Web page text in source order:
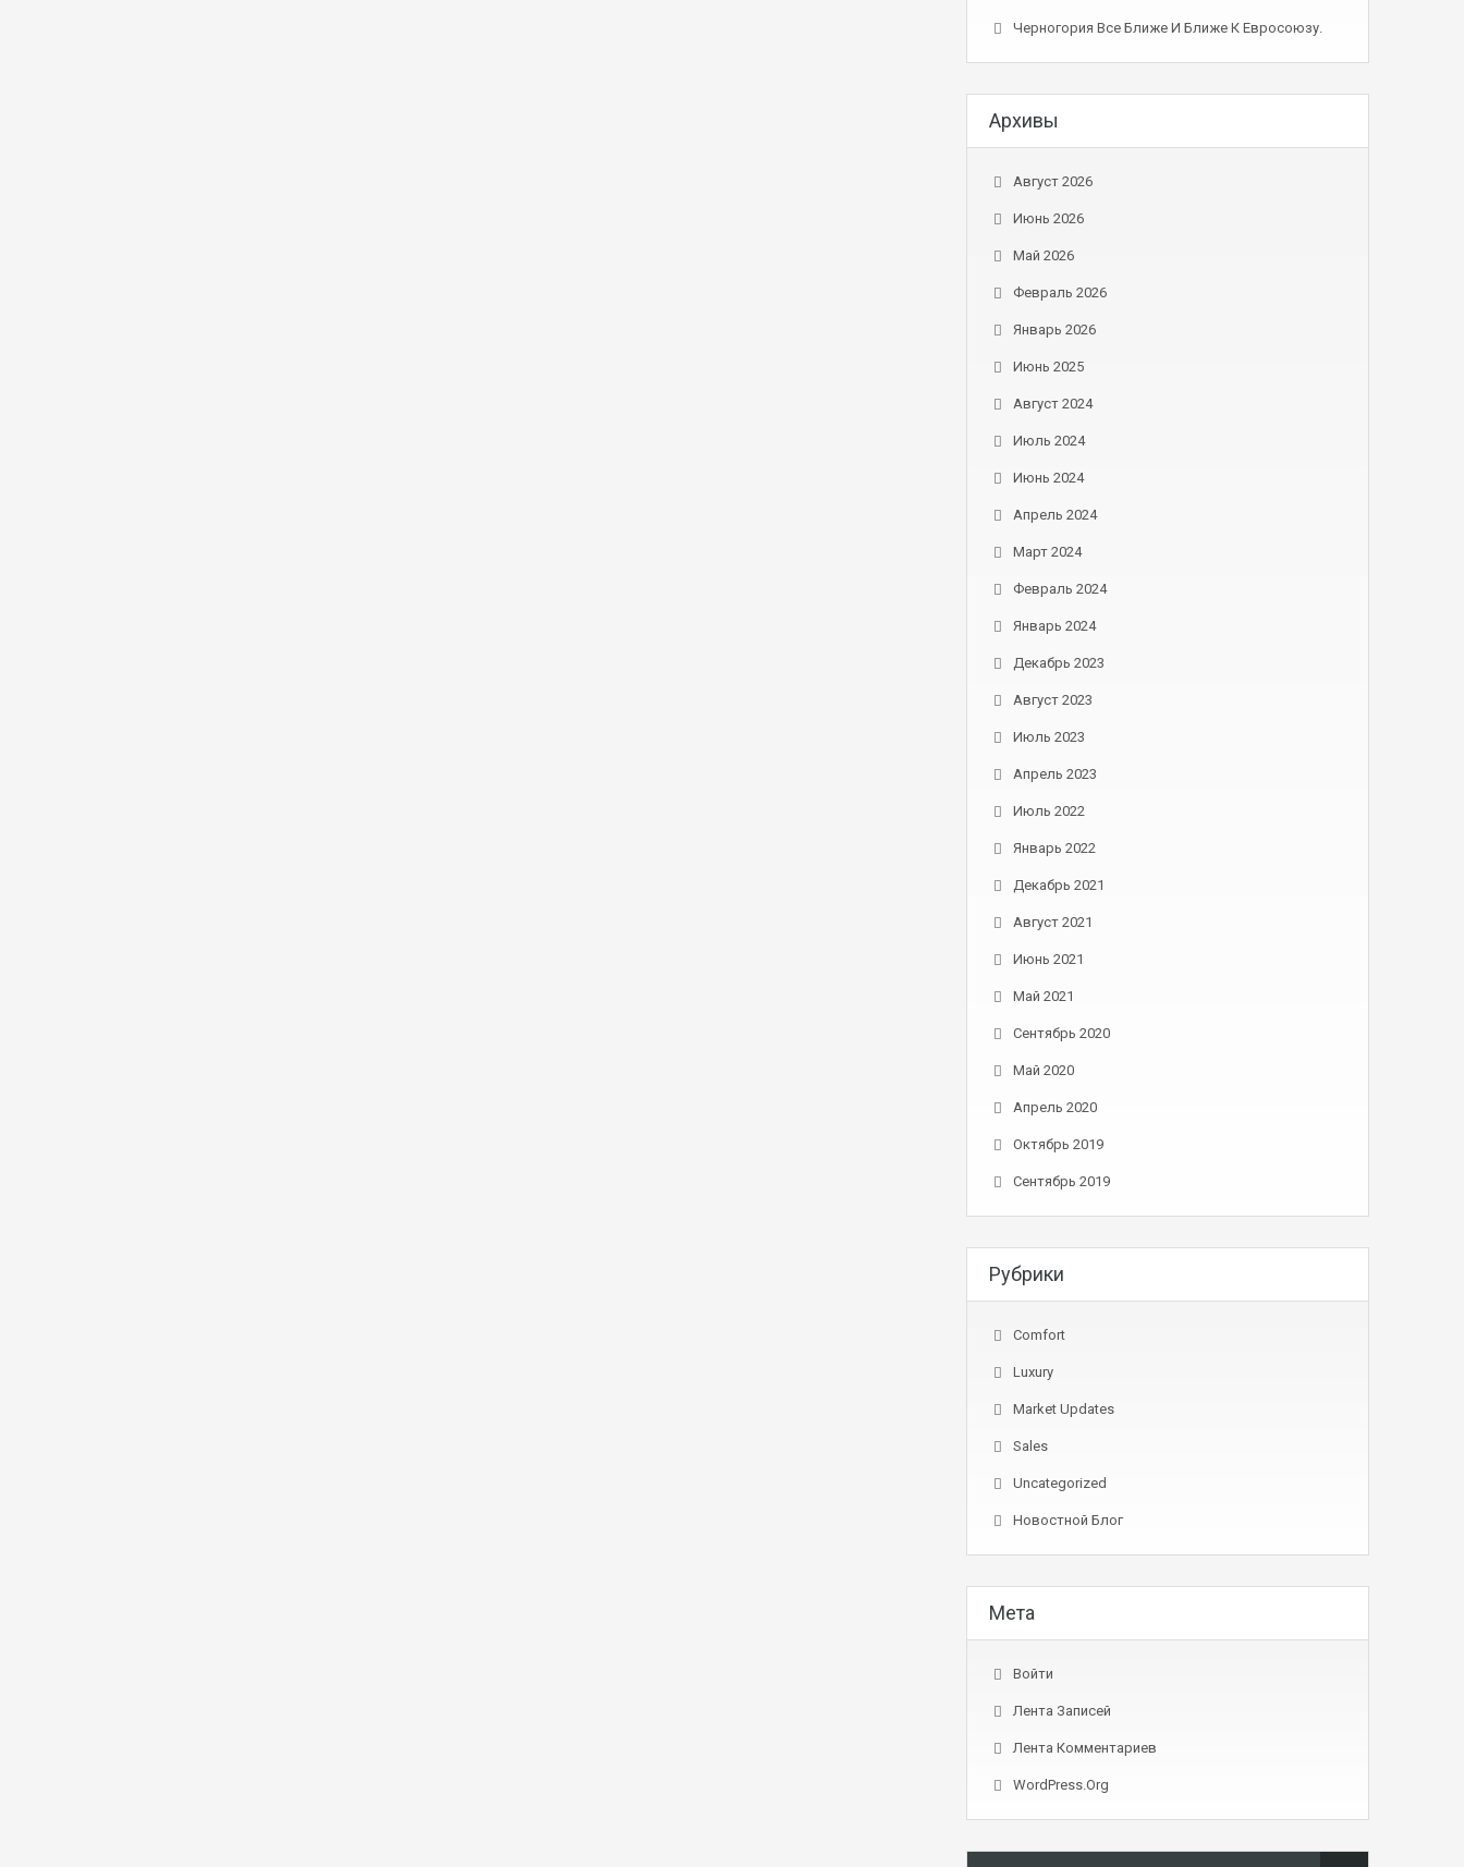
Черногория Все Ближе И Ближе К Евросоюзу.
Архивы
Август 2026
Июнь 2026
Май 2026
Февраль 2026
Январь 2026
Июнь 2025
Август 2024
Июль 2024
Июнь 2024
Апрель 2024
Март 2024
Февраль 2024
Январь 2024
Декабрь 2023
Август 2023
Июль 2023
Апрель 2023
Июль 2022
Январь 2022
Декабрь 2021
Август 2021
Июнь 2021
Май 2021
Сентябрь 2020
Май 2020
Апрель 2020
Октябрь 2019
Сентябрь 2019
Рубрики
Comfort
Luxury
Market Updates
Sales
Uncategorized
Новостной Блог
Мета
Войти
Лента Записей
Лента Комментариев
WordPress.org